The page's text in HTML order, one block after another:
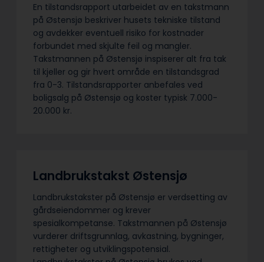
En tilstandsrapport utarbeidet av en takstmann
på Østensjø beskriver husets tekniske tilstand
og avdekker eventuell risiko for kostnader
forbundet med skjulte feil og mangler.
Takstmannen på Østensjø inspiserer alt fra tak
til kjeller og gir hvert område en tilstandsgrad
fra 0-3. Tilstandsrapporter anbefales ved
boligsalg på Østensjø og koster typisk 7.000-
20.000 kr.
Landbrukstakst Østensjø
Landbrukstakster på Østensjø er verdsetting av
gårdseiendommer og krever
spesialkompetanse. Takstmannen på Østensjø
vurderer driftsgrunnlag, avkastning, bygninger,
rettigheter og utviklingspotensial.